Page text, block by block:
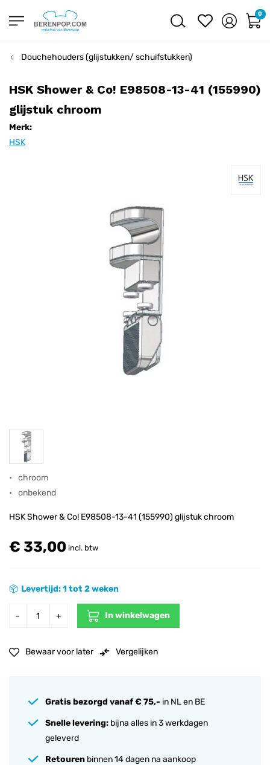
0
Douchehouders (glijstukken/ schuifstukken)
HSK Shower & Co! E98508-13-41 (155990)
glijstuk chroom
Merk:
HSK
€ 33,00 incl. btw
- + In winkelwagen
Bewaar voor later Vergelijken
chroom
onbekend
Gratis bezorgd vanaf € 75,- in NL en BE
Snelle levering: bijna alles in 3 werkdagen
geleverd
Retouren binnen 14 dagen na aankoop
Levertijd: 1 tot 2 weken
HSK Shower & Co! E98508-13-41 (155990) glijstuk chroom